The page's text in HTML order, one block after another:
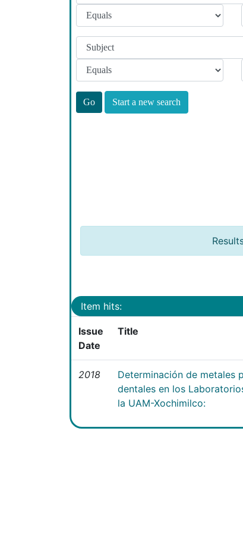
Start a new search
Item hits:
Issue
Date
Title
2018
Determinación de metales
dentales en los
la UAM-Xochimilco: